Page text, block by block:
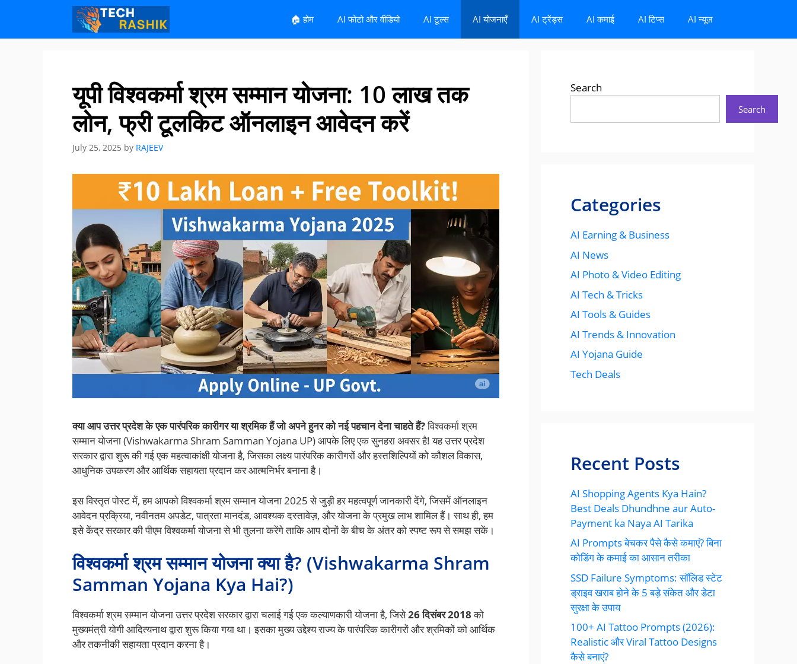
content
content
🏠 होम AI फोटो और वीडियो AI टूल्स AI योजनाएँ AI ट्रेंड्स AI कमाई AI टिप्स AI न्यूज़
यूपी विश्वकर्मा श्रम सम्मान योजना: 10 लाख तक
लोन, फ्री टूलकिट ऑनलाइन आवेदन करें
July 25, 2025 by RAJEEV
क्या आप उत्तर प्रदेश के एक पारंपरिक कारीगर या श्रमिक हैं जो अपने हुनर को नई पहचान देना चाहते हैं?विश्वकर्मा श्रम
सम्मान योजना (Vishwakarma Shram Samman Yojana UP) आपके लिए एक सुनहरा अवसर है! यह उत्तर प्रदेश
सरकार द्वारा शुरू की गई एक महत्वाकांक्षी योजना है, जिसका लक्ष्य पारंपरिक कारीगरों और हस्तशिल्पियों को कौशल विकास,
आधुनिक उपकरण और आर्थिक सहायता प्रदान कर आत्मनिर्भर बनाना है।
इस विस्तृत पोस्ट में, हम आपको विश्वकर्मा श्रम सम्मान योजना 2025 से जुड़ी हर महत्वपूर्ण जानकारी देंगे, जिसमें ऑनलाइन
आवेदन प्रक्रिया, नवीनतम अपडेट, पात्रता मानदंड, आवश्यक दस्तावेज़, और योजना के प्रमुख लाभ शामिल हैं। साथ ही, हम
इसे केंद्र सरकार की पीएम विश्वकर्मा योजना से भी तुलना करेंगे ताकि आप दोनों के बीच के अंतर को स्पष्ट रूप से समझ सकें।
विश्वकर्मा श्रम सम्मान योजना क्या है? (Vishwakarma Shram
Samman Yojana Kya Hai?)
विश्वकर्मा श्रम सम्मान योजना उत्तर प्रदेश सरकार द्वारा चलाई गई एक कल्याणकारी योजना है, जिसे26 दिसंबर 2018को
मुख्यमंत्री योगी आदित्यनाथ द्वारा शुरू किया गया था। इसका मुख्य उद्देश्य राज्य के पारंपरिक कारीगरों और श्रमिकों को आर्थिक
और तकनीकी सहायता प्रदान करना है।
Search
Search
Categories
AI Earning & Business
AI News
AI Photo & Video Editing
AI Tech & Tricks
AI Tools & Guides
AI Trends & Innovation
AI Yojana Guide
Tech Deals
Recent Posts
AI Shopping Agents Kya Hain?
Best Deals Dhundhne aur Auto-
Payment ka Naya AI Tarika
AI Prompts बेचकर पैसे कैसे कमाएं? बिना
कोडिंग के कमाई का आसान तरीका
SSD Failure Symptoms: सॉलिड स्टेट
ड्राइव खराब होने के 5 बड़े संकेत और डेटा
सुरक्षा के उपाय
100+ AI Tattoo Prompts (2026):
Realistic और Viral Tattoo Designs
कैसे बनाएं?